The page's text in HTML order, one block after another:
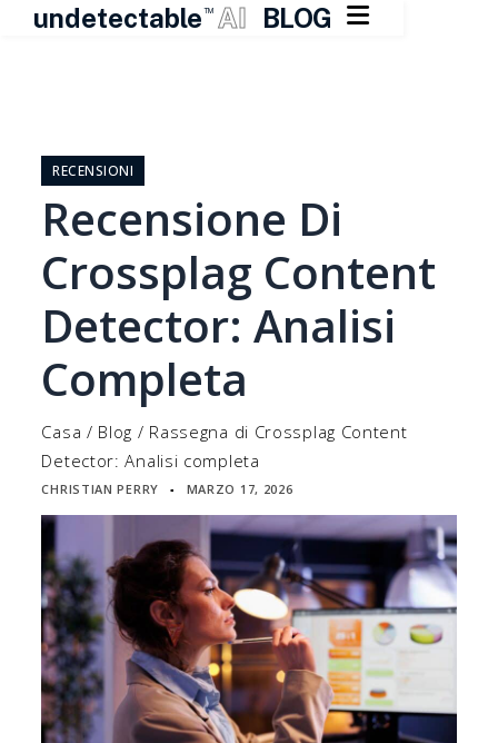
undetectable TM AI BLOG 
contenuto
RECENSIONI
Recensione Di
Crossplag Content
Detector: Analisi
Completa
Casa / Blog / Rassegna di Crossplag Content
Detector: Analisi completa
CHRISTIAN PERRY ▪ MARZO 17, 2026